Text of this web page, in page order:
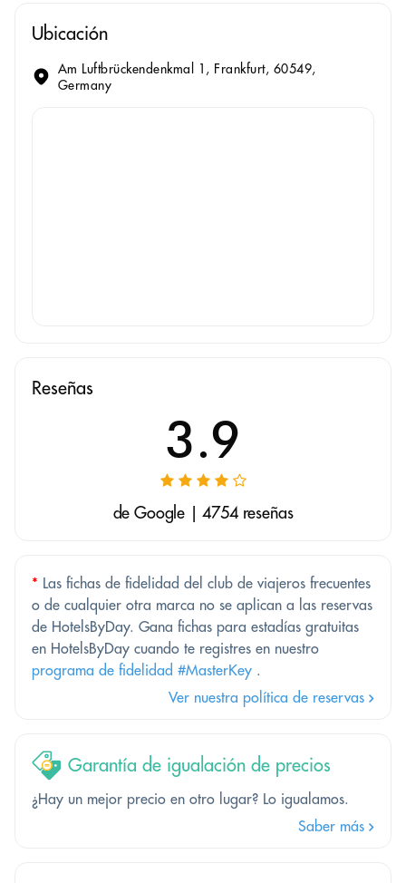
Ubicación
Am Luftbrückendenkmal 1, Frankfurt, 60549,
Germany
Reseñas
3.9
de Google | 4754 reseñas
* Las fichas de fidelidad del club de viajeros frecuentes
o de cualquier otra marca no se aplican a las reservas
de HotelsByDay. Gana fichas para estadías gratuitas
en HotelsByDay cuando te registres en nuestro
programa de fidelidad #MasterKey .
Ver nuestra política de reservas
Garantía de igualación de precios
¿Hay un mejor precio en otro lugar? Lo igualamos.
Saber más